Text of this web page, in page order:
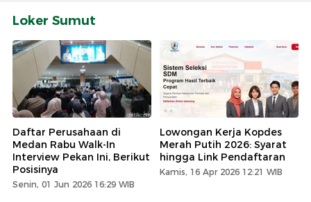
Loker Sumut
Daftar Perusahaan di
Medan Rabu Walk-In
Interview Pekan Ini, Berikut
Posisinya
Senin, 01 Jun 2026 16:29 WIB
Lowongan Kerja Kopdes
Merah Putih 2026: Syarat
hingga Link Pendaftaran
Kamis, 16 Apr 2026 12:21 WIB